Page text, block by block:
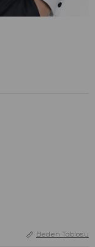
Beden Tablosu